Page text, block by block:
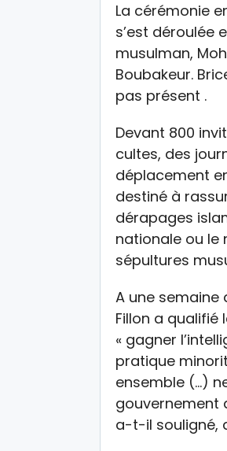
La cérémonie
s’est déroulée
musulman,
Boubakeur.
pas présent .
Devant 800
cultes, des
déplacement
destiné à
dérapages
nationale ou le
sépultures
A une semaine
Fillon a qualifié
« gagner
pratique
ensemble (…)
gouvernement
a-t-il souligné,